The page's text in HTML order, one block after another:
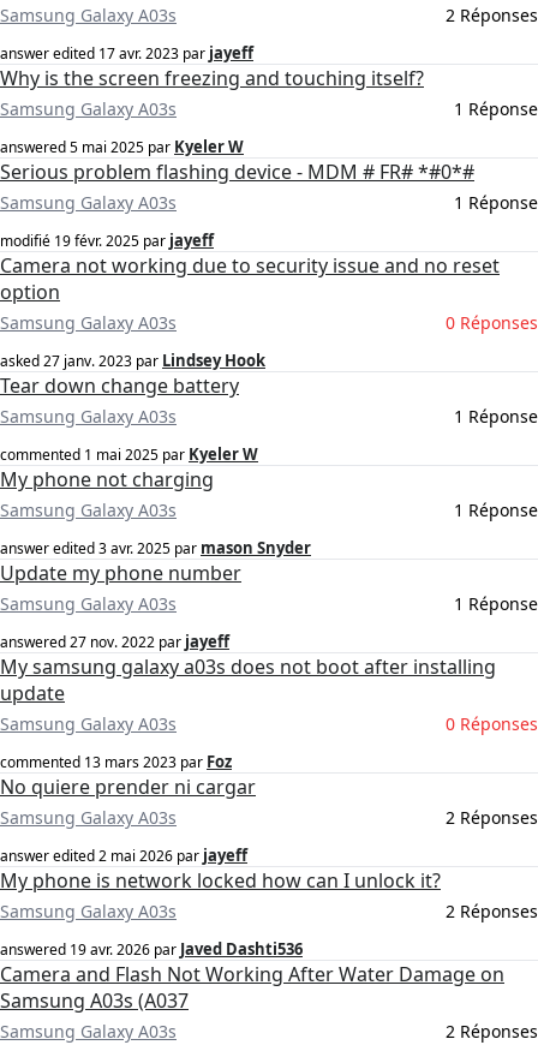
Samsung Galaxy A03s 2 Réponses
answer edited 17 avr. 2023 par jayeff
Why is the screen freezing and touching itself?
Samsung Galaxy A03s 1 Réponse
answered5 mai 2025 par Kyeler W
Serious problem flashing device - MDM # FR# *#0*#
Samsung Galaxy A03s 1 Réponse
modifié 19 févr. 2025 par jayeff
Camera not working due to security issue and no reset
option
Samsung Galaxy A03s 0 Réponses
asked27 janv. 2023 par Lindsey Hook
Tear down change battery
Samsung Galaxy A03s 1 Réponse
commented 1 mai 2025 par Kyeler W
My phone not charging
Samsung Galaxy A03s 1 Réponse
answer edited3 avr. 2025 par mason Snyder
Update my phone number
Samsung Galaxy A03s 1 Réponse
answered27 nov. 2022 par jayeff
My samsung galaxy a03s does not boot after installing
update
Samsung Galaxy A03s 0 Réponses
commented 13 mars 2023 par Foz
No quiere prender ni cargar
Samsung Galaxy A03s 2 Réponses
answer edited2 mai 2026 par jayeff
My phone is network locked how can I unlock it?
Samsung Galaxy A03s 2 Réponses
answered 19 avr. 2026 par Javed Dashti536
Camera and Flash Not Working After Water Damage on
Samsung A03s (A037
Samsung Galaxy A03s 2 Réponses